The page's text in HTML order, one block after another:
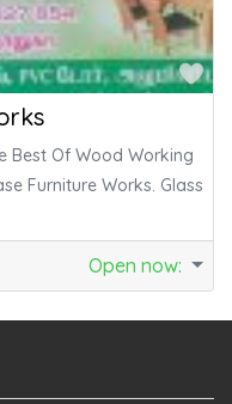
Best Of Wood Working
Furniture Works. Glass
Open now: